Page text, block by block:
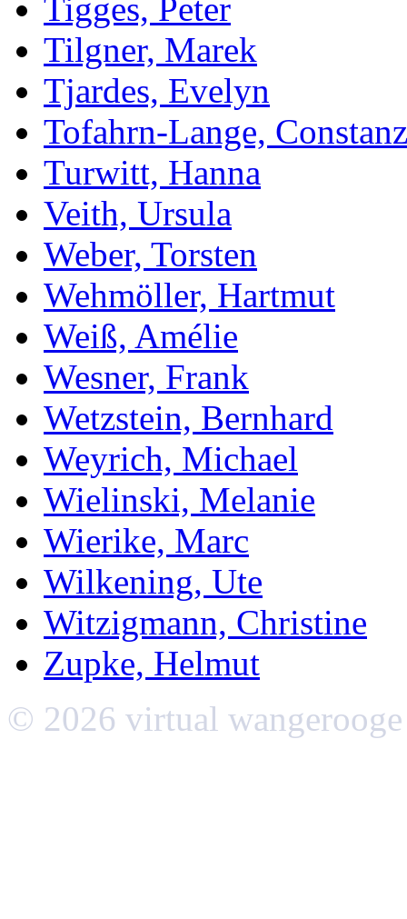
Tigges, Peter
Tilgner, Marek
Tjardes, Evelyn
Tofahrn-Lange,
Turwitt, Hanna
Veith, Ursula
Weber, Torsten
Wehmöller, Hartmut
Weiß, Amélie
Wesner, Frank
Wetzstein, Bernhard
Weyrich, Michael
Wielinski, Melanie
Wierike, Marc
Wilkening, Ute
Witzigmann, Christine
Zupke, Helmut
© 2026 virtual wangerooge